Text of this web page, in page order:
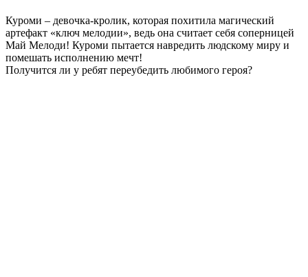
Куроми – девочка-кролик, которая похитила магический
артефакт «ключ мелодии», ведь она считает себя соперницей
Май Мелоди! Куроми пытается навредить людскому миру и
помешать исполнению мечт!
Получится ли у ребят переубедить любимого героя?